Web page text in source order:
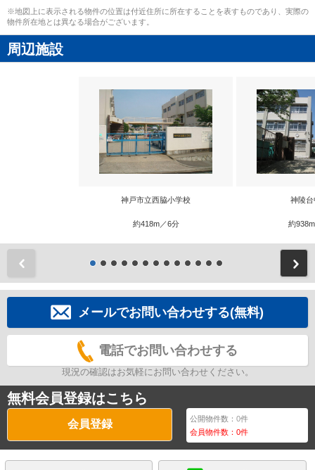
※地図上に表示される物件の位置は付近住所に所在することを表すものであり、実際の
物件所在地とは異なる場合がございます。
周辺施設
神戸市立西脇小学校
約418m／6分
神陵台
約
メールでお問い合わせする(無料)
電話でお問い合わせする
現況の確認はお気軽にお問い合わせください。
無料会員登録はこちら
会員登録 公開物件数：0件
会員物件数：0件